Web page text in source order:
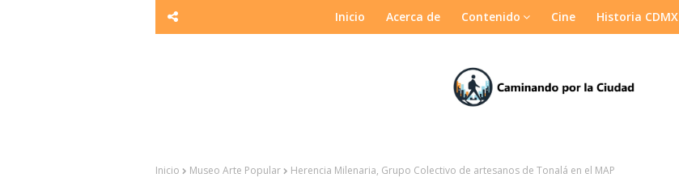
Inicio Acerca de Contenido Cine Historia CDMX
Inicio Museo Arte Popular Herencia Milenaria, Grupo Colectivo de artesanos de Tonalá en el MAP